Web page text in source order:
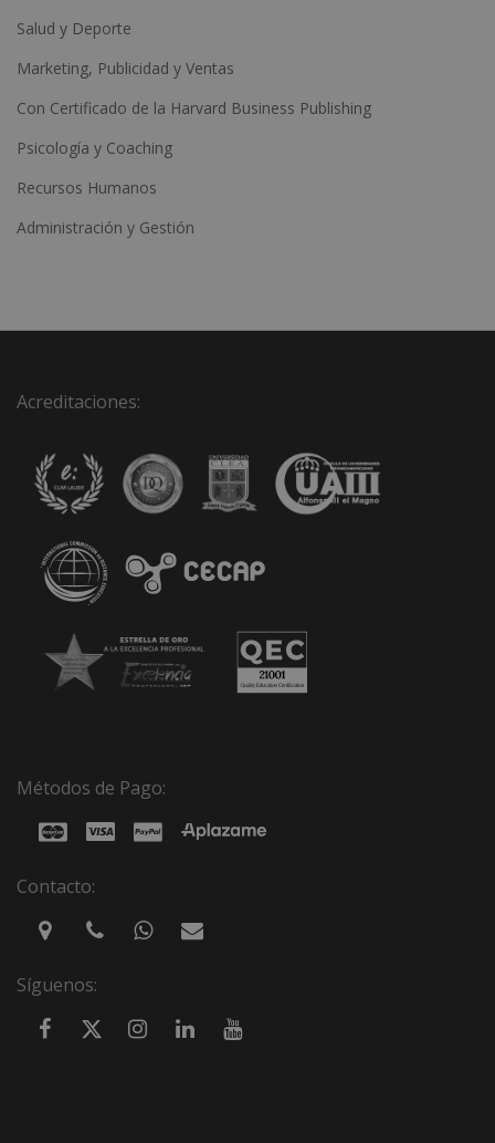
Salud y Deporte
Marketing, Publicidad y Ventas
Con Certificado de la Harvard Business Publishing
Psicología y Coaching
Recursos Humanos
Administración y Gestión
Acreditaciones:
Métodos de Pago:
Contacto:
Síguenos: